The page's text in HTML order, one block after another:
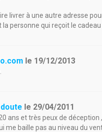
livrer à une autre adresse
personne qui reçoit le
le 19/12/2013
le 29/04/2011
ans et très peux de
baille pas au niveau du